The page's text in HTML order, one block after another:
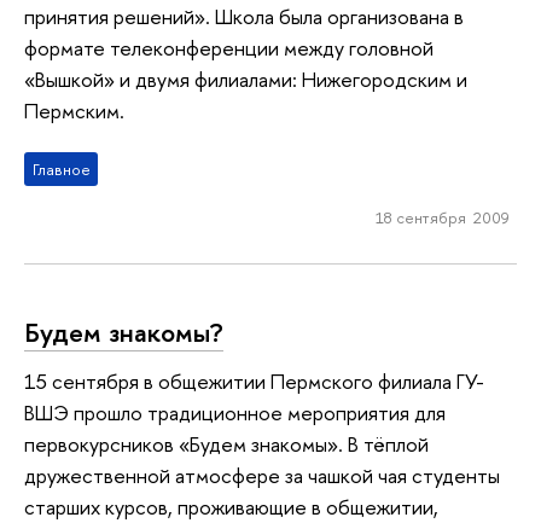
принятия решений». Школа была организована в
формате телеконференции между головной
«Вышкой» и двумя филиалами: Нижегородским и
Пермским.
Главное
18 сентября 2009
Будем знакомы?
15 сентября в общежитии Пермского филиала ГУ-
ВШЭ прошло традиционное мероприятия для
первокурсников «Будем знакомы». В тёплой
дружественной атмосфере за чашкой чая студенты
старших курсов, проживающие в общежитии,